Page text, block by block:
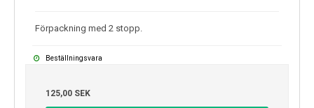
Förpackning med 2 stopp.
Beställningsvara
125,00 SEK